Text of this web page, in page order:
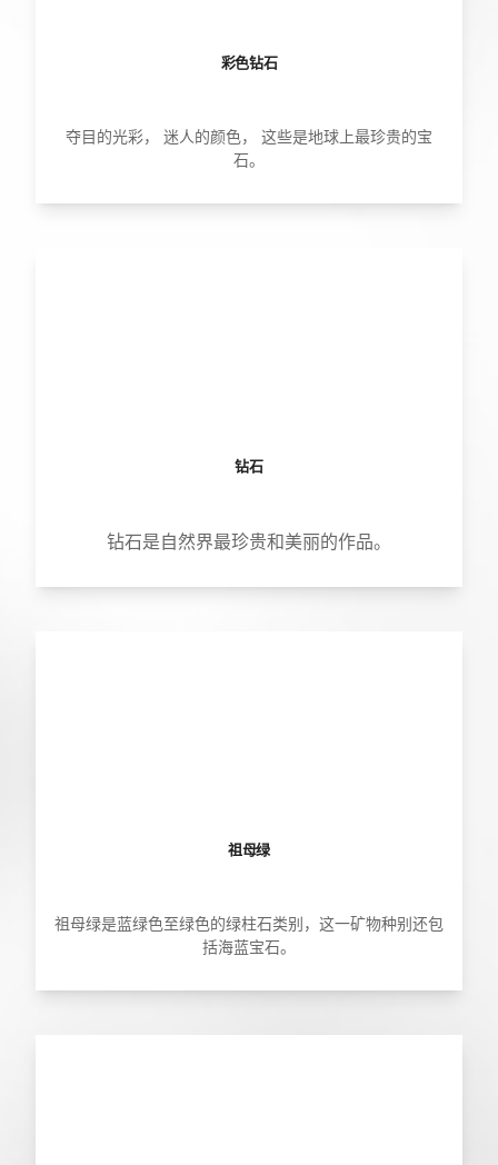
彩色钻石
夺目的光彩， 迷人的颜色， 这些是地球上最珍贵的宝
石。
钻石
钻石是自然界最珍贵和美丽的作品。
祖母绿
祖母绿是蓝绿色至绿色的绿柱石类别，这一矿物种别还包
括海蓝宝石。